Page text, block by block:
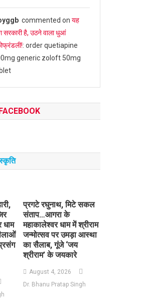
commented on यह
है, उठने वाला धुआं
: order quetiapine
generic zoloft 50mg
धाम
प्रगटे रघुनाथ, मिटे सकल
संताप…आगरा के
महाकालेश्वर धाम में श्रीराम
जन्मोत्सव पर उमड़ा आस्था
का सैलाब, गूंजे ‘जय
श्रीराम’ के जयकारे
August 4, 2026
Dr. Bhanu Pratap Singh